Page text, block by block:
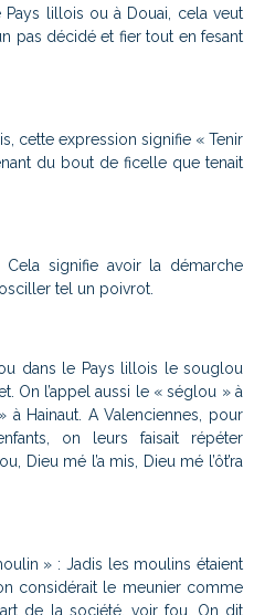
Pays lillois ou à Douai, cela veut
pas décidé et fier tout en fesant
cette expression signifie « Tenir
du bout de ficelle que tenait
signifie avoir la démarche
tel un poivrot.
dans le Pays lillois le souglou
On l’appel aussi le « séglou » à
Hainaut. A Valenciennes, pour
on leurs faisait répéter
Dieu mé l’a mis, Dieu mé l’ôt’ra
» : Jadis les moulins étaient
considérait le meunier comme
de la société, voir fou. On dit